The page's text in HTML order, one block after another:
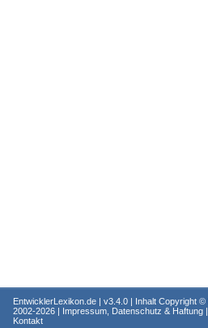
EntwicklerLexikon.de | v3.4.0 | Inhalt Copyright ©
2002-2026 | Impressum, Datenschutz & Haftung |
Kontakt